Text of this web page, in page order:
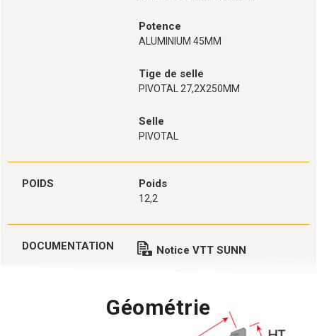
Potence
ALUMINIUM 45MM
Tige de selle
PIVOTAL 27,2X250MM
Selle
PIVOTAL
POIDS Poids
12,2
DOCUMENTATION Notice VTT SUNN
Géométrie